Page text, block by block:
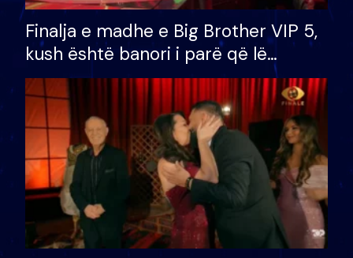
Finalja e madhe e Big Brother VIP 5,
kush është banori i parë që lë
shtëpinë dhe humb mundësinë për
të fituar çmimin e madh